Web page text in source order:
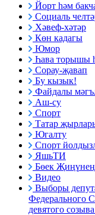
Йорт һәм
Социаль
Хәвеф-хәтәр
Көн кадагы
Юмор
Һава торышы
Сорау-җавап
Бу кызык!
Файдалы
Аш-су
Спорт
Татар
Югалту
Спорт
ЯшьТИ
Бөек
Видео
Выборы
Федерального
девятого